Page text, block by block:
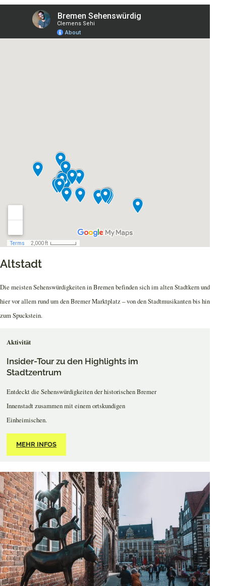
Altstadt
Die meisten Sehenswürdigkeiten in Bremen befinden sich im alten Stadtkern und
hier vor allem rund um den Bremer Marktplatz – von den Stadtmusikanten bis hin
zum Spuckstein.
Aktivität
Insider-Tour zu den Highlights im
Stadtzentrum
Entdeckt die Sehenswürdigkeiten der historischen Bremer
Innenstadt zusammen mit einem ortskundigen
Einheimischen.
MEHR INFOS